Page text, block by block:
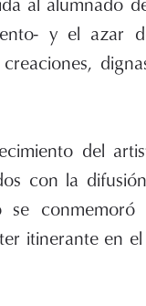
y el azar
del
con la
conmemoró
itinerante en